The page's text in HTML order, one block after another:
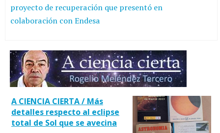
proyecto de recuperación que presentó en
colaboración con Endesa
A CIENCIA CIERTA / Más
detalles respecto al eclipse
total de Sol que se avecina